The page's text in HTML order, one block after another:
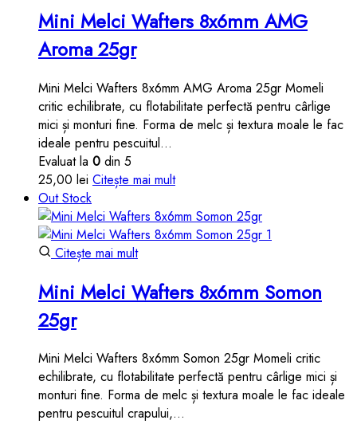
Mini Melci Wafters 8x6mm AMG
Aroma 25gr
Mini Melci Wafters 8x6mm AMG Aroma 25gr Momeli
critic echilibrate, cu flotabilitate perfectă pentru cârlige
mici și monturi fine. Forma de melc și textura moale le fac
ideale pentru pescuitul…
Evaluat la 0 din 5
25,00 lei Citește mai mult
Out Stock
Citește mai mult
Mini Melci Wafters 8x6mm Somon
25gr
Mini Melci Wafters 8x6mm Somon 25gr Momeli critic
echilibrate, cu flotabilitate perfectă pentru cârlige mici și
monturi fine. Forma de melc și textura moale le fac ideale
pentru pescuitul crapului,…